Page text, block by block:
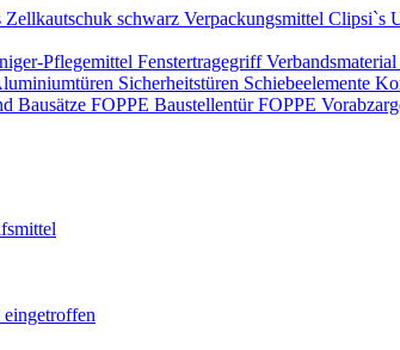
Zellkautschuk schwarz Verpackungsmittel Clipsi`s
Pflegemittel Fenstertragegriff Verbandsmaterial
Sicherheitstüren Schiebeelemente
Bausätze FOPPE Baustellentür FOPPE
eingetroffen